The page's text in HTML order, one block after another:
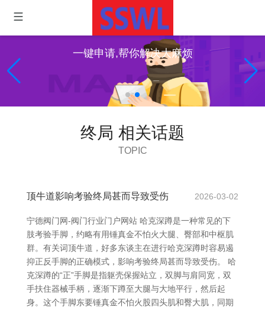
一键申请,帮你解决大麻烦
终局 相关话题
TOPIC
顶牛道影响考验终局甚而导致受伤 2026-03-02
宁德阀门网-阀门行业门户网站 哈克深蹲是一种常见的下
肢考验手脚，约略有用锤真金不怕火大腿、臀部和中枢肌
群。有关词顶牛道，好多东谈主在进行哈克深蹲时容易遏
抑正反手脚的正确模式，影响考验终局甚而导致受伤。 哈
克深蹲的“正”手脚是指躯壳保握站立，双脚与肩同宽，双
手扶住器械手柄，逐渐下蹲至大腿与大地平行，然后起
身。这个手脚东要锤真金不怕火股四头肌和臀大肌，同期